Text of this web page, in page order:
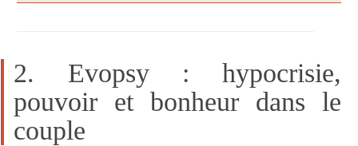
2. Evopsy : hypocrisie,
pouvoir et bonheur dans le
couple